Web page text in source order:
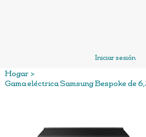
Iniciar sesión
Hogar >
Gama eléctrica Samsung Bespoke de